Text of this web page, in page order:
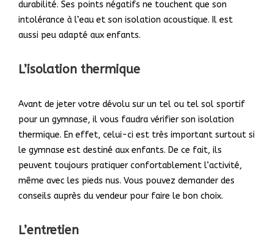
durabilité. Ses points négatifs ne touchent que son
intolérance à l’eau et son isolation acoustique. Il est
aussi peu adapté aux enfants.
L’isolation thermique
Avant de jeter votre dévolu sur un tel ou tel sol sportif
pour un gymnase, il vous faudra vérifier son isolation
thermique. En effet, celui-ci est très important surtout si
le gymnase est destiné aux enfants. De ce fait, ils
peuvent toujours pratiquer confortablement l’activité,
même avec les pieds nus. Vous pouvez demander des
conseils auprès du vendeur pour faire le bon choix.
L’entretien